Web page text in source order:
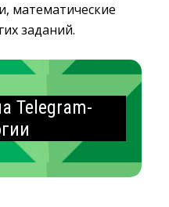
математические
заданий.
Telegram-